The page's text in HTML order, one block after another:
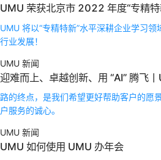
UMU 荣获北京市 2022 年度“专精特
UMU 将以“专精特新”水平深耕企业学习
行业发展！
UMU 新闻
迎难而上、卓越创新、用 “AI” 腾飞
路的终点，是我们希望更好帮助客户的愿
户服务的诚心。
UMU 新闻
UMU 如何使用 UMU 办年会